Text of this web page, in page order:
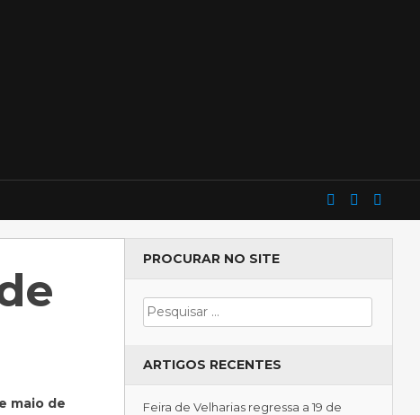
maio de
PROCURAR NO SITE
ARTIGOS RECENTES
Feira de Velharias regressa a 19 de